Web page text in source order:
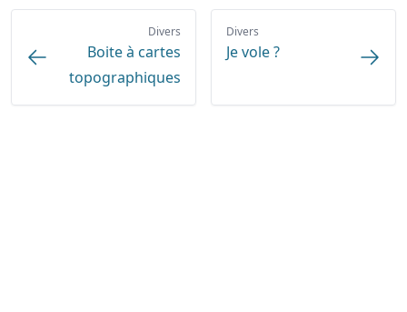
Divers
Boite à cartes
topographiques
Divers
Je vole ?